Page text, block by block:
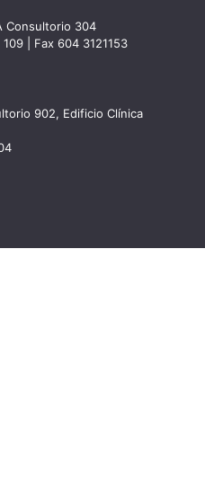
Consultorio 304
| Fax 604 3121153
902, Edificio Clínica